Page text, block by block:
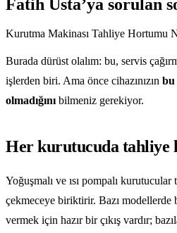
Fatih Usta’ya sorulan
Kurutma Makinası Tahliye Hortumu
Burada dürüst olalım: bu, servis
işlerden biri. Ama önce cihazınızın bu
olmadığınıbilmeniz gerekiyor.
Her kurutucuda tahliye
Yoğuşmalı ve ısı pompalı kurutucular
çekmeceye biriktirir. Bazı modellerde
vermek için hazır bir çıkış vardır;